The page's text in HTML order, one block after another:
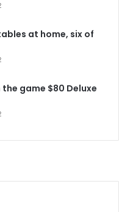
at home, six of
the game $80 Deluxe